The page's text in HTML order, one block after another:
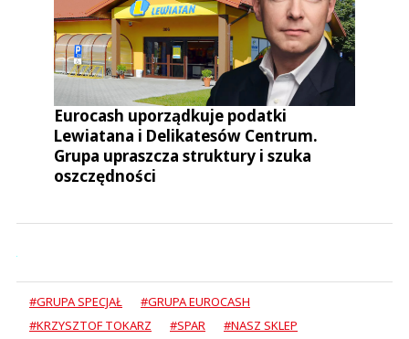
Eurocash uporządkuje podatki
Lewiatana i Delikatesów Centrum.
Grupa upraszcza struktury i szuka
oszczędności
#GRUPA SPECJAŁ
#GRUPA EUROCASH
#KRZYSZTOF TOKARZ
#SPAR
#NASZ SKLEP